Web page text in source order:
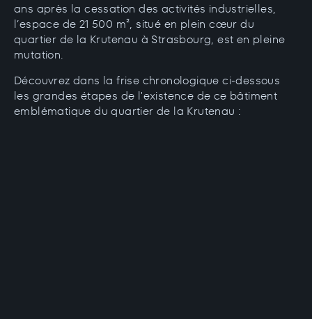
ans après la cessation des activités industrielles,
l’espace de 21 500 m², situé en plein cœur du
quartier de la Krutenau à Strasbourg, est en pleine
mutation.
Découvrez dans la frise chronologique ci-dessous
les grandes étapes de l'existence de ce bâtiment
emblématique du quartier de la Krutenau :